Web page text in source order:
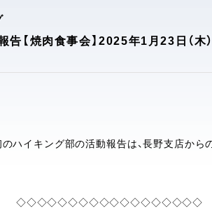
【焼肉食事会】2025年1月23日（木
ハイキング部の活動報告は、長野支店から
◇◇◇◇◇◇◇◇◇◇◇◇◇◇◇◇◇◇